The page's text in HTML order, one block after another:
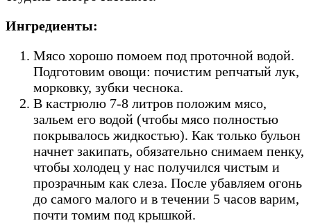
Ингредиенты:
Мясо хорошо помоем под проточной водой.
Подготовим овощи: почистим репчатый лук,
морковку, зубки чеснока.
В кастрюлю 7-8 литров положим мясо,
зальем его водой (чтобы мясо полностью
покрывалось жидкостью). Как только бульон
начнет закипать, обязательно снимаем пенку,
чтобы холодец у нас получился чистым и
прозрачным как слеза. После убавляем огонь
до самого малого и в течении 5 часов варим,
почти томим под крышкой.